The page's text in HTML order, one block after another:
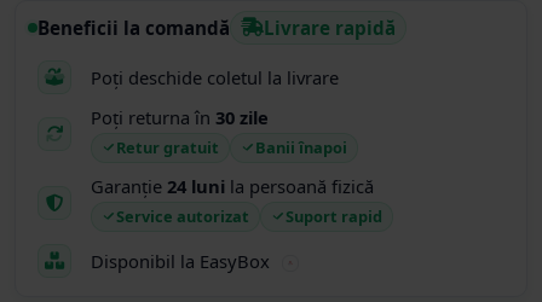
Beneficii la comandă Livrare rapidă
Poți deschide coletul la livrare
Poți returna în 30 zile
Retur gratuit Banii înapoi
Garanție 24 luni la persoană fizică
Service autorizat Suport rapid
Disponibil la EasyBox